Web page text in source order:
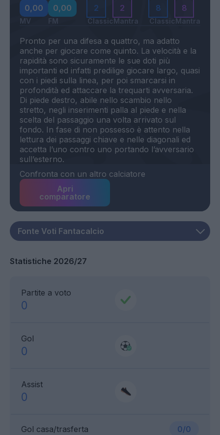
0,00
MV
0,00
FM
2
Classic
2
Mantra
8
Classic
8
Mantra
Pronto per una difesa a quattro, ma adatto
anche per giocare come quinto. La velocità e la
rapidità sono sicuramente le sue doti più
importanti ed infatti predilige giocare largo, quasi
con i piedi sulla linea, per poi smarcarsi in
profondità ed attaccare la trequarti avversaria.
Di piede destro, abile nello scambio nello
stretto, negli inserimenti palla al piede e nella
scelta del passaggio una volta arrivato sul
fondo. In fase di non possesso è attento nella
lettura dei passaggi chiave e nelle diagonali ed
accetta l’uno contro uno portando l’avversario
Confronta con un altro calciatore
Apri
comparatore
Statistiche 2026/27
Partite a voto
0
Gol
0
Assist
0
Gol casa/trasferta 0/0